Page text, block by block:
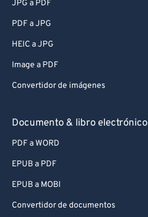
JPG a PDF
PDF a JPG
HEIC a JPG
Image a PDF
Convertidor de imágenes
Documento & libro electrónico
PDF a WORD
EPUB a PDF
EPUB a MOBI
Convertidor de documentos